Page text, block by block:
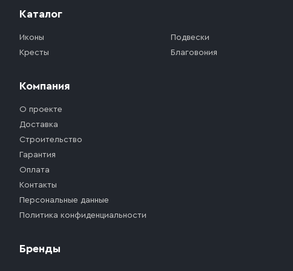
Каталог
Иконы
Кресты
Подвески
Благовония
Компания
О проекте
Доставка
Строительство
Гарантия
Оплата
Контакты
Персональные данные
Политика конфиденциальности
Бренды